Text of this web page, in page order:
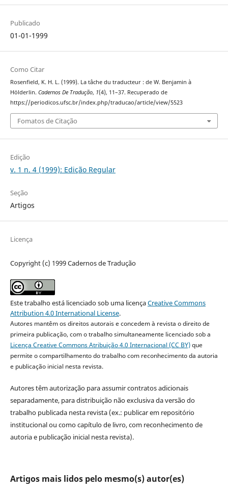
Publicado
01-01-1999
Como Citar
Rosenfield, K. H. L. (1999). La tâche du traducteur : de W. Benjamin à
Hölderlin. Cadernos De Tradução, 1(4), 11–37. Recuperado de
https://periodicos.ufsc.br/index.php/traducao/article/view/5523
Fomatos de Citação
Edição
v. 1 n. 4 (1999): Edição Regular
Seção
Artigos
Licença
Copyright (c) 1999 Cadernos de Tradução
Este trabalho está licenciado sob uma licençaCreative Commons
Attribution 4.0 International License.
Autores mantêm os direitos autorais e concedem à revista o direito de
primeira publicação, com o trabalho simultaneamente licenciado sob a
Licença Creative Commons Atribuição 4.0 Internacional (CC BY)que
permite o compartilhamento do trabalho com reconhecimento da autoria
e publicação inicial nesta revista.
Autores têm autorização para assumir contratos adicionais
separadamente, para distribuição não exclusiva da versão do
trabalho publicada nesta revista (ex.: publicar em repositório
institucional ou como capítulo de livro, com reconhecimento de
autoria e publicação inicial nesta revista).
Artigos mais lidos pelo mesmo(s) autor(es)